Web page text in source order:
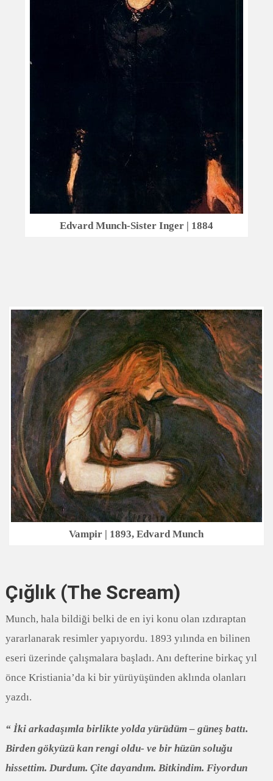
Edvard Munch-Sister Inger | 1884
Vampir | 1893, Edvard Munch
Çığlık (The Scream)
Munch, hala bildiği belki de en iyi konu olan ızdıraptan
yararlanarak resimler yapıyordu. 1893 yılında en bilinen
eseri üzerinde çalışmalara başladı. Anı defterine birkaç yıl
önce Kristiania’da ki bir yürüyüşünden aklında olanları
yazdı.
“ İki arkadaşımla birlikte yolda yürüdüm – güneş battı.
Birden gökyüzü kan rengi oldu- ve bir hüzün soluğu
hissettim. Durdum. Çite dayandım. Bitkindim. Fiyordun